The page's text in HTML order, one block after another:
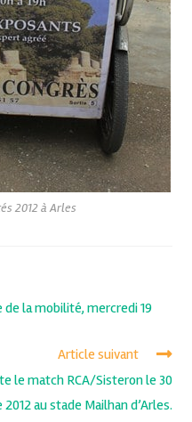
2012 à Arles
de la mobilité, mercredi 19
Article suivant
le match RCA/Sisteron le 30
au stade Mailhan d’Arles.